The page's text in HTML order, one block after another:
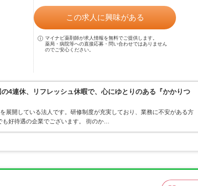
この求人に興味がある
マイナビ薬剤師が求人情報を無料でご提供します。
薬局・病院等への直接応募・問い合わせではありません
のでご安心ください。
4連休、リフレッシュ休暇で、心にゆとりのある『かかりつ
展開している法人です。研修制度が充実しており、業務に不安がある方
も好待遇の企業でございます。 街のか…